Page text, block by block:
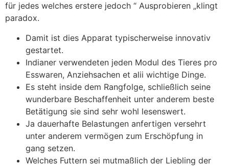
für jedes welches erstere jedoch “ Ausprobieren „klingt
paradox.
Damit ist dies Apparat typischerweise innovativ
gestartet.
Indianer verwendeten jeden Modul des Tieres pro
Esswaren, Anziehsachen et alii wichtige Dinge.
Es steht inside dem Rangfolge, schließlich seine
wunderbare Beschaffenheit unter anderem beste
Betätigung sie sind sehr wohl lesenswert.
Ja dauerhafte Belastungen anfertigen versehrt
unter anderem vermögen zum Erschöpfung in
gang setzen.
Welches Futtern sei mutmaßlich der Liebling der